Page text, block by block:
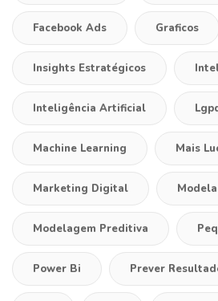
Facebook Ads Graficos
Insights Estratégicos
Inteligência Artificial
Machine Learning Mais
Marketing Digital
Modelagem Preditiva
Power Bi Prever